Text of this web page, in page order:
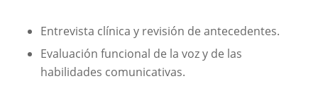
Entrevista clínica y revisión de antecedentes.
Evaluación funcional de la voz y de las
habilidades comunicativas.